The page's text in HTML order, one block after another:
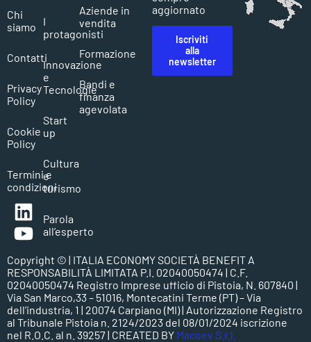
Chi
siamo
Contatti
Privacy
Policy
Cookie
Policy
Termini e
condizioni
I
protagonisti
Innovazione
e
Tecnologie
Start
up
Cultura
e
turismo
Parola
all’esperto
Aziende in
vendita
Formazione
Bandi e
finanza
agevolata
aggiornato
Iscriviti
alla
newsletter
Copyright © | ITALIA ECONOMY SOCIETÀ BENEFIT A
RESPONSABILITÀ LIMITATA P.I. 02040050474 | C.F.
02040050474 Registro Imprese ufficio di Pistoia, N. 607840 |
Via San Marco,33 – 51016, Montecatini Terme (PT) – Via
dell’industria, 1 | 20074 Carpiano (MI) | Autorizzazione Registro
al Tribunale Pistoia n. 2124/2023 del 08/01/2024 iscrizione
nel R.O.C. al n. 39257 | CREATED BY Macoev S.r.l.